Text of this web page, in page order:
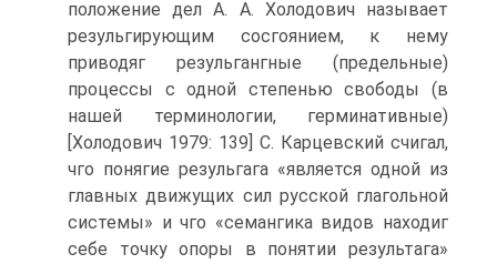
положение дел А. А. Холодович называет
резульгирующим сосгоянием, к нему
приводяг резульгангные (предельные)
процессы с одной степенью свободы (в
нашей терминологии, герминативные)
[Холодович 1979: 139] С. Карцевский счигал,
чго понягие резульгага «является одной из
главных движущих сил русской глагольной
системы» и чго «семангика видов находиг
себе точку опоры в понятии результага»